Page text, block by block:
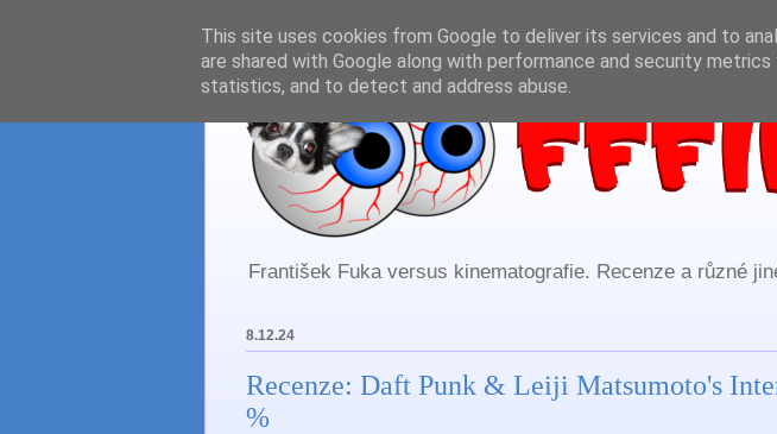
František Fuka versus kinematografie. Recenze a různé
8.12.24
Recenze: Daft Punk & Leiji Matsumoto's
%
This site uses cookies from Google to deliver its services and to
are shared with Google along with performance and security
statistics, and to detect and address abuse.